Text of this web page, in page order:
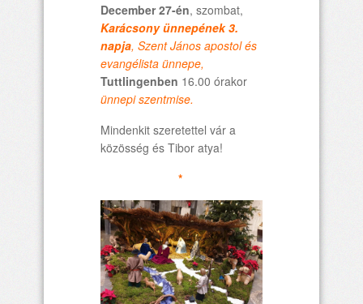
December 27-én, szombat,
Karácsony ünnepének 3.
napja, Szent János apostol és
evangélista ünnepe,
Tuttlingenben 16.00 órakor
ünnepi szentmise.
Mindenkit szeretettel vár a
közösség és Tibor atya!
*